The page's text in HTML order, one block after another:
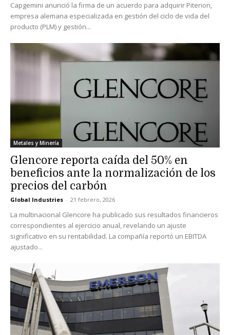
Capgemini anunció la firma de un acuerdo para adquirir Piterion,
empresa alemana especializada en gestión del ciclo de vida del
producto (PLM) y gestión...
Metales y Minería
Glencore reporta caída del 50% en
beneficios ante la normalización de los
precios del carbón
Global Industries - 21 febrero, 2026
La multinacional Glencore ha publicado sus resultados financieros
correspondientes al ejercicio anual, revelando un ajuste
significativo en su rentabilidad. La compañía reportó un EBITDA
ajustado...